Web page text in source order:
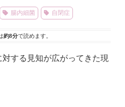
腸内細菌 自閉症
約8分で読めます。
する見知が広がってきた現